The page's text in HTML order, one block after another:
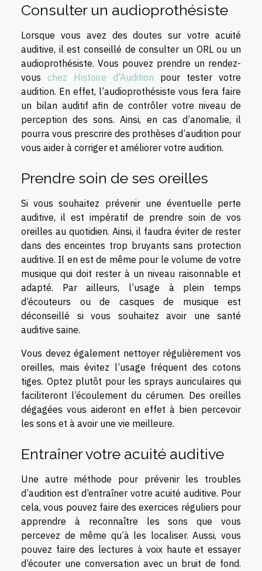
Consulter un audioprothésiste
Lorsque vous avez des doutes sur votre acuité
auditive, il est conseillé de consulter un ORL ou un
audioprothésiste. Vous pouvez prendre un rendez-
vous chez Histoire d'Audition pour tester votre
audition. En effet, l’audioprothésiste vous fera faire
un bilan auditif afin de contrôler votre niveau de
perception des sons. Ainsi, en cas d’anomalie, il
pourra vous prescrire des prothèses d’audition pour
vous aider à corriger et améliorer votre audition.
Prendre soin de ses oreilles
Si vous souhaitez prévenir une éventuelle perte
auditive, il est impératif de prendre soin de vos
oreilles au quotidien. Ainsi, il faudra éviter de rester
dans des enceintes trop bruyants sans protection
auditive. Il en est de même pour le volume de votre
musique qui doit rester à un niveau raisonnable et
adapté. Par ailleurs, l’usage à plein temps
d’écouteurs ou de casques de musique est
déconseillé si vous souhaitez avoir une santé
auditive saine.
Vous devez également nettoyer régulièrement vos
oreilles, mais évitez l’usage fréquent des cotons
tiges. Optez plutôt pour les sprays auriculaires qui
faciliteront l’écoulement du cérumen. Des oreilles
dégagées vous aideront en effet à bien percevoir
les sons et à avoir une vie meilleure.
Entraîner votre acuité auditive
Une autre méthode pour prévenir les troubles
d’audition est d’entraîner votre acuité auditive. Pour
cela, vous pouvez faire des exercices réguliers pour
apprendre à reconnaître les sons que vous
percevez de même qu’à les localiser. Aussi, vous
pouvez faire des lectures à voix haute et essayer
d’écouter une conversation avec un bruit de fond.